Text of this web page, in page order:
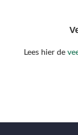
Lees hier de